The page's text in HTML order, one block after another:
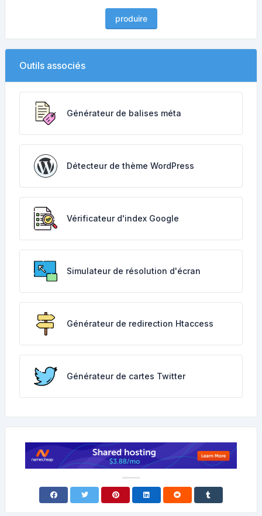
produire
Outils associés
Générateur de balises méta
Détecteur de thème WordPress
Vérificateur d'index Google
Simulateur de résolution d'écran
Générateur de redirection Htaccess
Générateur de cartes Twitter